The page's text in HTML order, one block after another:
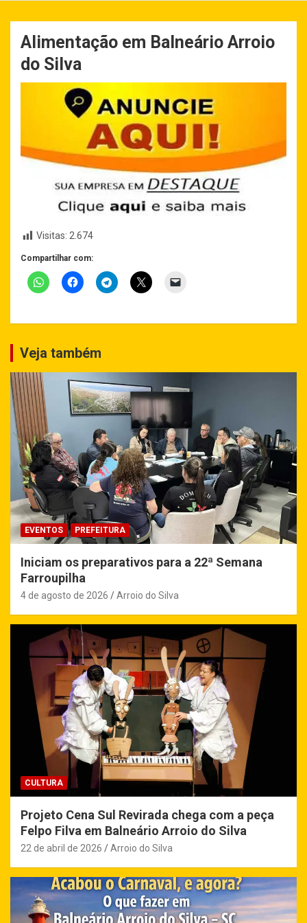
Alimentação em Balneário Arroio
do Silva
Visitas: 2.674
Compartilhar com:
Veja também
EVENTOS PREFEITURA
Iniciam os preparativos para a 22ª Semana
Farroupilha
4 de agosto de 2026 Arroio do Silva
CULTURA
Projeto Cena Sul Revirada chega com a peça
Felpo Filva em Balneário Arroio do Silva
22 de abril de 2026 Arroio do Silva